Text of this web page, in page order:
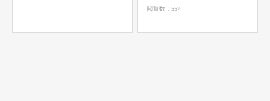
閲覧数：557